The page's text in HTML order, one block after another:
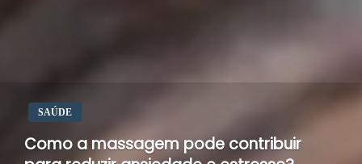
SAÚDE
Como a massagem pode contribuir